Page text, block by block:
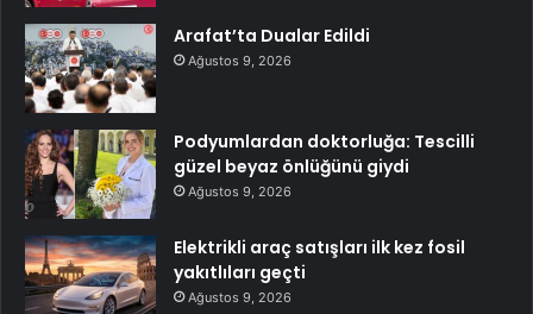
Arafat’ta Dualar Edildi
Ağustos 9, 2026
Podyumlardan doktorluğa: Tescilli
güzel beyaz önlüğünü giydi
Ağustos 9, 2026
Elektrikli araç satışları ilk kez fosil
yakıtlıları geçti
Ağustos 9, 2026